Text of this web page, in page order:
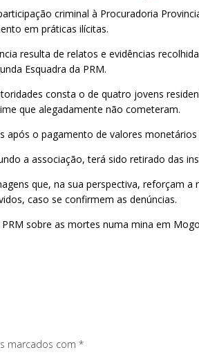
criminal à Procuradoria
em práticas ilícitas.
resulta de relatos e evidências
Esquadra da PRM.
consta o de quatro jovens
que alegadamente não cometeram.
o pagamento de valores
a associação, terá sido retirado das
que, na sua perspectiva, reforçam
caso se confirmem as denúncias.
sobre as mortes numa mina em
marcados com *